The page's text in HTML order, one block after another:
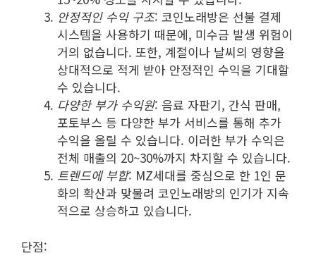
안정적인 수익 구조: 코인노래방은 선불 결제
시스템을 사용하기 때문에, 미수금 발생 위험이
거의 없습니다. 또한, 계절이나 날씨의 영향을
상대적으로 적게 받아 안정적인 수익을 기대할
수 있습니다.
다양한 부가 수익원: 음료 자판기, 간식 판매,
포토부스 등 다양한 부가 서비스를 통해 추가
수익을 올릴 수 있습니다. 이러한 부가 수익은
전체 매출의 20~30%까지 차지할 수 있습니다.
트렌드에 부합: MZ세대를 중심으로 한 1인 문
화의 확산과 맞물려 코인노래방의 인기가 지속
적으로 상승하고 있습니다.
단점: